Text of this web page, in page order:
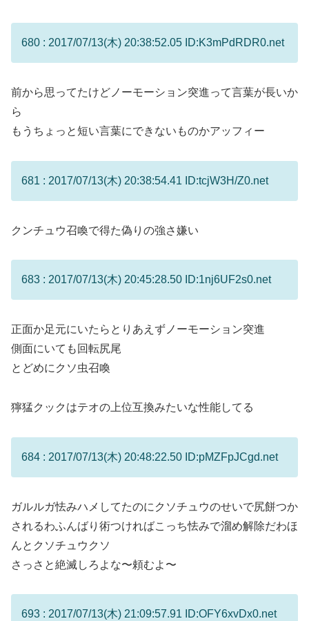
680 : 2017/07/13(木) 20:38:52.05 ID:K3mPdRDR0.net
前から思ってたけどノーモーション突進って言葉が長いか
ら
もうちょっと短い言葉にできないものかアッフィー
681 : 2017/07/13(木) 20:38:54.41 ID:tcjW3H/Z0.net
クンチュウ召喚で得た偽りの強さ嫌い
683 : 2017/07/13(木) 20:45:28.50 ID:1nj6UF2s0.net
正面か足元にいたらとりあえずノーモーション突進
側面にいても回転尻尾
とどめにクソ虫召喚
獰猛クックはテオの上位互換みたいな性能してる
684 : 2017/07/13(木) 20:48:22.50 ID:pMZFpJCgd.net
ガルルガ怯みハメしてたのにクソチュウのせいで尻餅つか
されるわふんばり術つければこっち怯みで溜め解除だわほ
んとクソチュウクソ
さっさと絶滅しろよな〜頼むよ〜
693 : 2017/07/13(木) 21:09:57.91 ID:OFY6xvDx0.net